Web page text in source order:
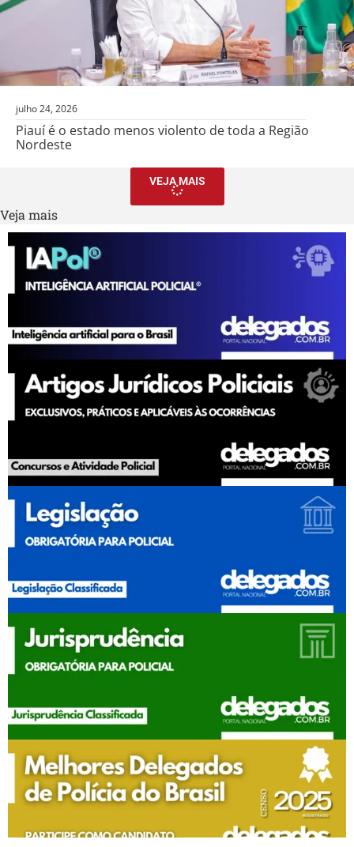
julho 24, 2026
Piauí é o estado menos violento de toda a Região
Nordeste
VEJA MAIS
Veja mais